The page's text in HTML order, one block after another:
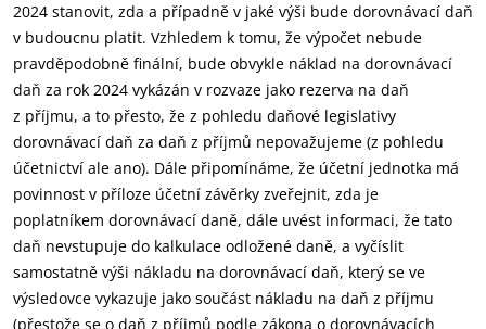
2024 stanovit, zda a případně v jaké výši bude dorovnávací daň
v budoucnu platit. Vzhledem k tomu, že výpočet nebude
pravděpodobně finální, bude obvykle náklad na dorovnávací
daň za rok 2024 vykázán v rozvaze jako rezerva na daň
z příjmu, a to přesto, že z pohledu daňové legislativy
dorovnávací daň za daň z příjmů nepovažujeme (z pohledu
účetnictví ale ano). Dále připomínáme, že účetní jednotka má
povinnost v příloze účetní závěrky zveřejnit, zda je
poplatníkem dorovnávací daně, dále uvést informaci, že tato
daň nevstupuje do kalkulace odložené daně, a vyčíslit
samostatně výši nákladu na dorovnávací daň, který se ve
výsledovce vykazuje jako součást nákladu na daň z příjmu
(přestože se o daň z příjmů podle zákona o dorovnávacích